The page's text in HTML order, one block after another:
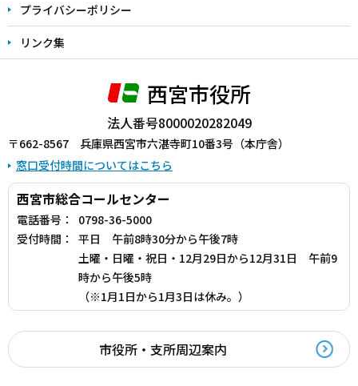
プライバシーポリシー
リンク集
西宮市役所
法人番号8000020282049
〒662-8567 兵庫県西宮市六湛寺町10番3号（本庁舎）
窓口受付時間についてはこちら
西宮市総合コールセンター
電話番号：
0798-36-5000
受付時間：
平日 午前8時30分から午後7時
土曜・日曜・祝日・12月29日から12月31日 午前9
時から午後5時
（※1月1日から1月3日は休み。）
市役所・支所周辺案内